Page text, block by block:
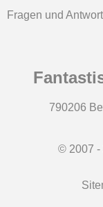
Fragen und
790206
© 2007 -